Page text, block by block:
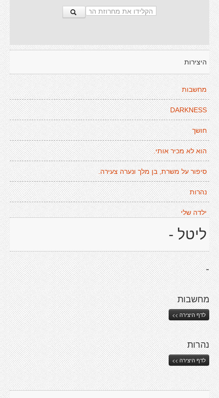
היצירות
מחשבות
DARKNESS
חושך
הוא לא מכיר אותי.
סיפור על משרת, בן מלך ונערה צעירה.
נהרות
ילדה שלי
ליטל -
-
מחשבות
לדף היצירה >>
נהרות
לדף היצירה >>